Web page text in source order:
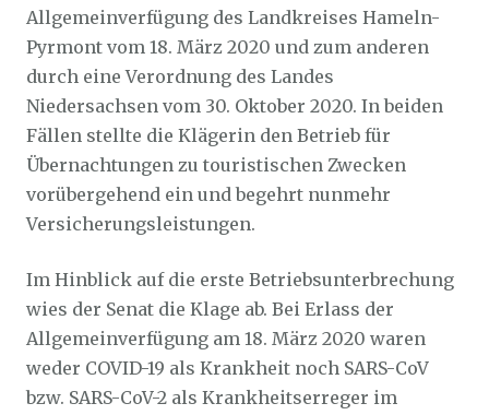
Allgemeinverfügung des Landkreises Hameln-
Pyrmont vom 18. März 2020 und zum anderen
durch eine Verordnung des Landes
Niedersachsen vom 30. Oktober 2020. In beiden
Fällen stellte die Klägerin den Betrieb für
Übernachtungen zu touristischen Zwecken
vorübergehend ein und begehrt nunmehr
Versicherungsleistungen.
Im Hinblick auf die erste Betriebsunterbrechung
wies der Senat die Klage ab. Bei Erlass der
Allgemeinverfügung am 18. März 2020 waren
weder COVID-19 als Krankheit noch SARS-CoV
bzw. SARS-CoV-2 als Krankheitserreger im